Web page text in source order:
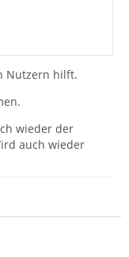
Nutzern hilft.
wieder der
auch wieder